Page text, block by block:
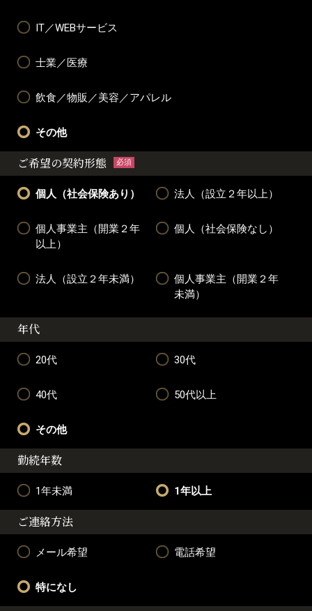
IT／WEBサービス
士業／医療
飲食／物販／美容／アパレル
その他
ご希望の契約形態 必須
個人（社会保険あり） 法人（設立２年以上）
個人事業主（開業２年
以上）
個人（社会保険なし）
法人（設立２年未満）
個人事業主（開業２年
未満）
年代
20代 30代
40代 50代以上
その他
勤続年数
1年未満 1年以上
ご連絡方法
メール希望 電話希望
特になし